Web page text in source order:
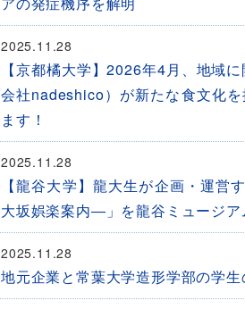
2025.11.28
【京都橘大学】2026年4月、地域
会社nadeshico）が新たな食文化
ます！
2025.11.28
【龍谷大学】龍大生が企画・運
大坂娯楽案内―」を龍谷ミュージア
2025.11.28
地元企業と常葉大学造形学部の学